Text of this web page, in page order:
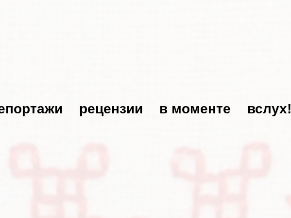
рецензии в моменте вслух!